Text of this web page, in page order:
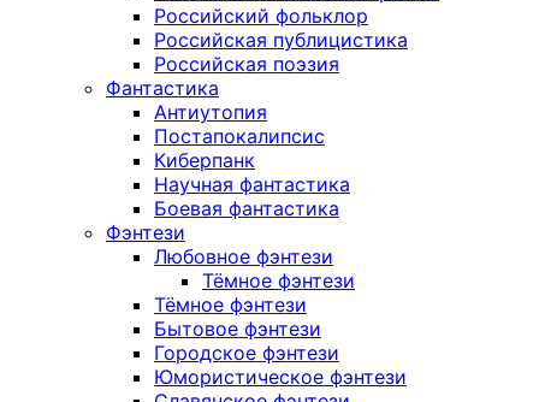
Российский фольклор
Российская публицистика
Российская поэзия
Фантастика
Антиутопия
Постапокалипсис
Киберпанк
Научная фантастика
Боевая фантастика
Фэнтези
Любовное фэнтези
Тёмное фэнтези
Тёмное фэнтези
Бытовое фэнтези
Городское фэнтези
Юмористическое фэнтези